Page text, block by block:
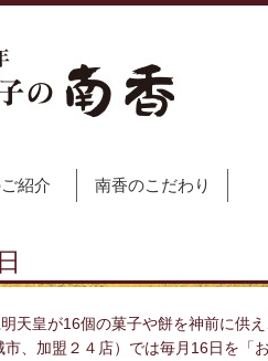
紹介 南香のこだわり
天皇が16個の菓子や餅を神前に供
、加盟２４店）では毎月16日を